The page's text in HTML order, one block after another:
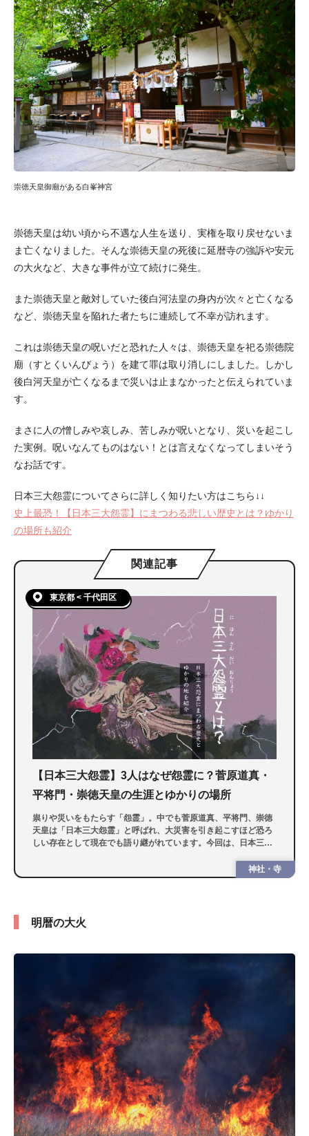
崇徳天皇御廟がある白峯神宮
崇徳天皇は幼い頃から不遇な人生を送り、実権を取り戻せないま
ま亡くなりました。そんな崇徳天皇の死後に延暦寺の強訴や安元
の大火など、大きな事件が立て続けに発生。
また崇徳天皇と敵対していた後白河法皇の身内が次々と亡くなる
など、崇徳天皇を陥れた者たちに連続して不幸が訪れます。
これは崇徳天皇の呪いだと恐れた人々は、崇徳天皇を祀る崇徳院
廟（すとくいんびょう）を建て罪は取り消しにしました。しかし
後白河天皇が亡くなるまで災いは止まなかったと伝えられていま
す。
まさに人の憎しみや哀しみ、苦しみが呪いとなり、災いを起こし
た実例。呪いなんてものはない！とは言えなくなってしまいそう
なお話です。
日本三大怨霊についてさらに詳しく知りたい方はこちら↓↓
史上最恐！【日本三大怨霊】にまつわる悲しい歴史とは？ゆかり
の場所も紹介
関連記事
東京都 < 千代田区
【日本三大怨霊】3人はなぜ怨霊に？菅原道真・
平将門・崇徳天皇の生涯とゆかりの場所
祟りや災いをもたらす「怨霊」。中でも菅原道真、平将門、崇徳
天皇は「日本三大怨霊」と呼ばれ、大災害を引き起こすほど恐ろ
しい存在として現在でも語り継がれています。今回は、日本三大
神社・寺
明暦の大火